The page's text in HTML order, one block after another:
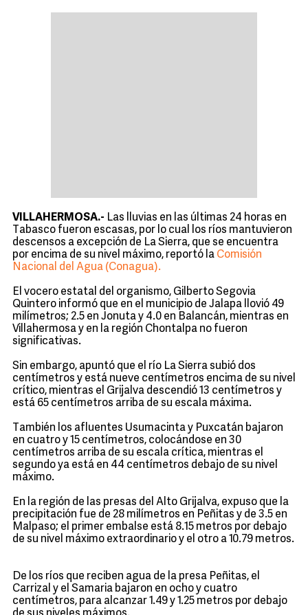
VILLAHERMOSA.- Las lluvias en las últimas 24 horas en
Tabasco fueron escasas, por lo cual los ríos mantuvieron
descensos a excepción de La Sierra, que se encuentra
por encima de su nivel máximo, reportó la Comisión
Nacional del Agua (Conagua).
El vocero estatal del organismo, Gilberto Segovia
Quintero informó que en el municipio de Jalapa llovió 49
milímetros; 2.5 en Jonuta y 4.0 en Balancán, mientras en
Villahermosa y en la región Chontalpa no fueron
significativas.
Sin embargo, apuntó que el río La Sierra subió dos
centímetros y está nueve centímetros encima de su nivel
crítico, mientras el Grijalva descendió 13 centímetros y
está 65 centímetros arriba de su escala máxima.
También los afluentes Usumacinta y Puxcatán bajaron
en cuatro y 15 centímetros, colocándose en 30
centímetros arriba de su escala crítica, mientras el
segundo ya está en 44 centímetros debajo de su nivel
máximo.
En la región de las presas del Alto Grijalva, expuso que la
precipitación fue de 28 milímetros en Peñitas y de 3.5 en
Malpaso; el primer embalse está 8.15 metros por debajo
de su nivel máximo extraordinario y el otro a 10.79 metros.
De los ríos que reciben agua de la presa Peñitas, el
Carrizal y el Samaria bajaron en ocho y cuatro
centímetros, para alcanzar 1.49 y 1.25 metros por debajo